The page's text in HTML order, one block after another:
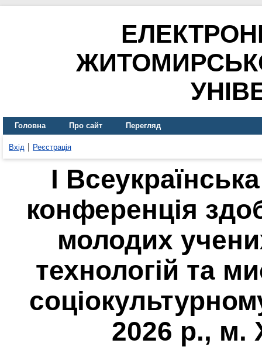
Головна Про сайт Перегляд
Вхід Реєстрація
I
конференція
молодих
технологій та
2026 р., м.